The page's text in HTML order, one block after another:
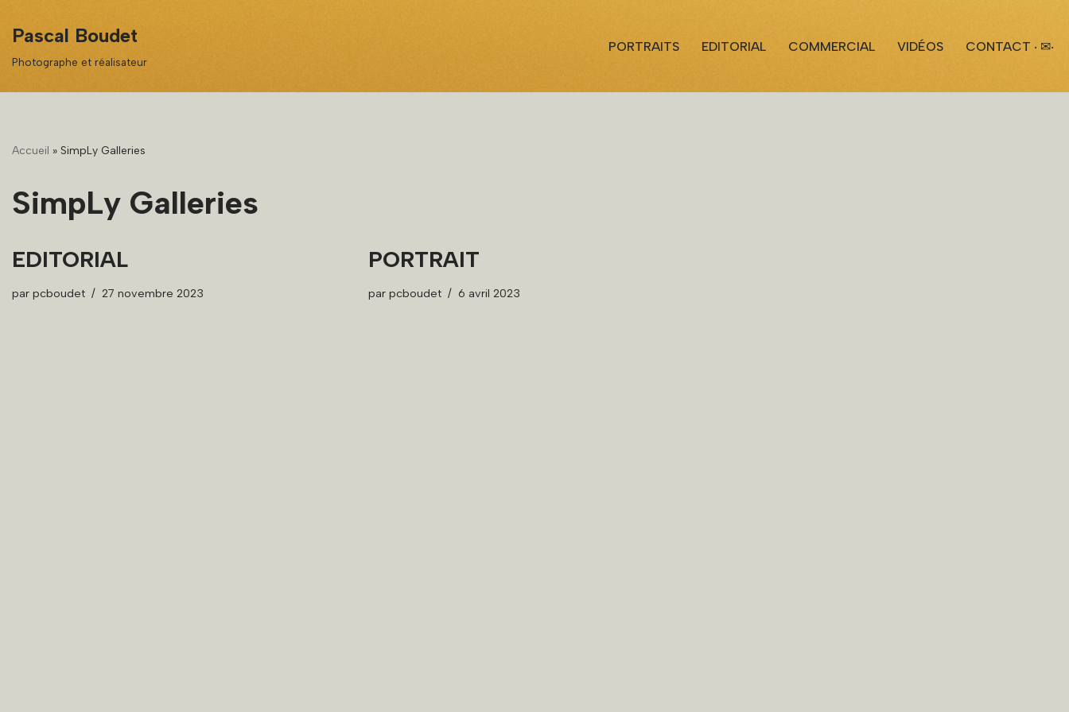
Aller
au
Pascal Boudet
Photographe et réalisateur
PORTRAITS EDITORIAL COMMERCIAL VIDÉOS CONTACT ‧ ✉‧
Accueil » SimpLy Galleries
SimpLy Galleries
EDITORIAL
par pcboudet 27 novembre 2023
PORTRAIT
par pcboudet 6 avril 2023